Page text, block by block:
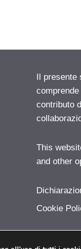
Il presente
contributo
This
and other
Cookie